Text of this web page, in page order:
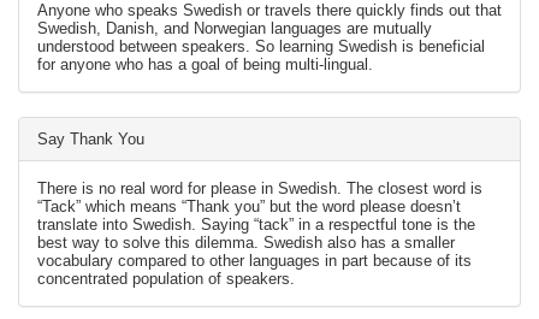
Anyone who speaks Swedish or travels there quickly finds out that
Swedish, Danish, and Norwegian languages are mutually
understood between speakers. So learning Swedish is beneficial
for anyone who has a goal of being multi-lingual.
Say Thank You
There is no real word for please in Swedish. The closest word is
“Tack” which means “Thank you” but the word please doesn’t
translate into Swedish. Saying “tack” in a respectful tone is the
best way to solve this dilemma. Swedish also has a smaller
vocabulary compared to other languages in part because of its
concentrated population of speakers.